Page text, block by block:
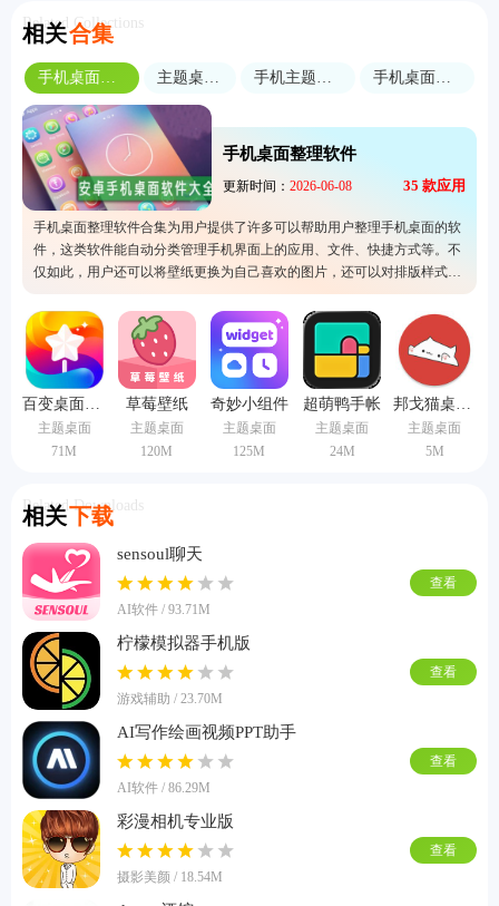
相关合集
Related Collections
手机桌面整理软件
更新时间： 2026-06-08 35 款应用
手机桌面整理软件合集为用户提供了许多可以帮助用户整理手机桌面的软
件，这类软件能自动分类管理手机界面上的应用、文件、快捷方式等。不
仅如此，用户还可以将壁纸更换为自己喜欢的图片，还可以对排版样式、
字体、主题格式等进行修改，换上自己喜欢的样子，让用户的手机使用体
验更佳。
主题桌面
71M
草莓壁纸
主题桌面
120M
奇妙小组件
主题桌面
125M
超萌鸭手帐
主题桌面
24M
主题桌面
5M
相关下载
Related Downloads
sensoul聊天
AI软件 / 93.71M
查看
柠檬模拟器手机版
游戏辅助 / 23.70M
查看
AI写作绘画视频PPT助手
AI软件 / 86.29M
查看
彩漫相机专业版
摄影美颜 / 18.54M
查看